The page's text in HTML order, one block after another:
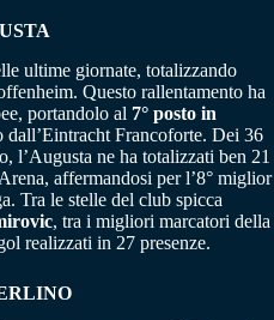
ultime giornate, totalizzando
Questo rallentamento ha
portandolo al 7° posto in
dall’Eintracht Francoforte. Dei 36
l’Augusta ne ha totalizzati ben 21
affermandosi per l’8° miglior
Tra le stelle del club spicca
, tra i migliori marcatori della
realizzati in 27 presenze.